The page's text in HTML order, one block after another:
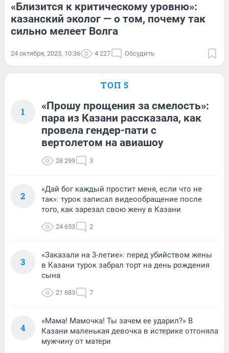
«Близится к критическому уровню»:
казанский эколог — о том, почему так
сильно мелеет Волга
24 октября, 2023, 10:36 4 227 Обсудить
ТОП 5
1
«Прошу прощения за смелость»:
пара из Казани рассказала, как
провела гендер-пати с
вертолетом на авиашоу
28 299 3
2
«Дай бог каждый простит меня, если что не
так»: турок записал видеообращение после
того, как зарезал свою жену в Казани
24 653 2
3
«Заказали на 3-летие»: перед убийством жены
в Казани турок забрал торт на день рождения
сына
21 683 7
4
«Мама! Мамочка! Ты зачем ее ударил?» В
Казани маленькая девочка в истерике отгоняла
мужчину от матери